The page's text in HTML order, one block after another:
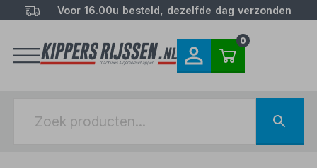
Voor 16.00u besteld, dezelfde dag verzonden
0